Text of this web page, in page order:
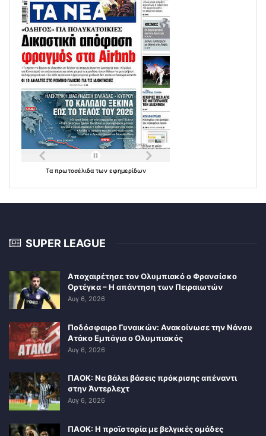
Τα πρωτοσέλιδα των εφημερίδων
SUPER LEAGUE
Αποχαιρέτησε τον Ολυμπιακό ο Φρανσίσκο
Ορτέγκα – Η απάντηση των Πειραιωτών
Αυγ 6, 2026
Ποδόσφαιρο Γυναικών: Ανακοίνωσε την Νάνσυ
Ατάκο Εμπάγια ο Ολυμπιακός
Αυγ 6, 2026
ΠΑΟΚ: Να βάλει βάσεις πρόκρισης απέναντι
στην Άντερλεχτ
Αυγ 6, 2026
ΠΑΟΚ: Η προϊστορία με βελγικές ομάδες